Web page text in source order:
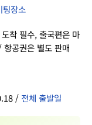
팅장소
착 필수, 출국편은 마
공권은 별도 판매
/ 전체 출발일